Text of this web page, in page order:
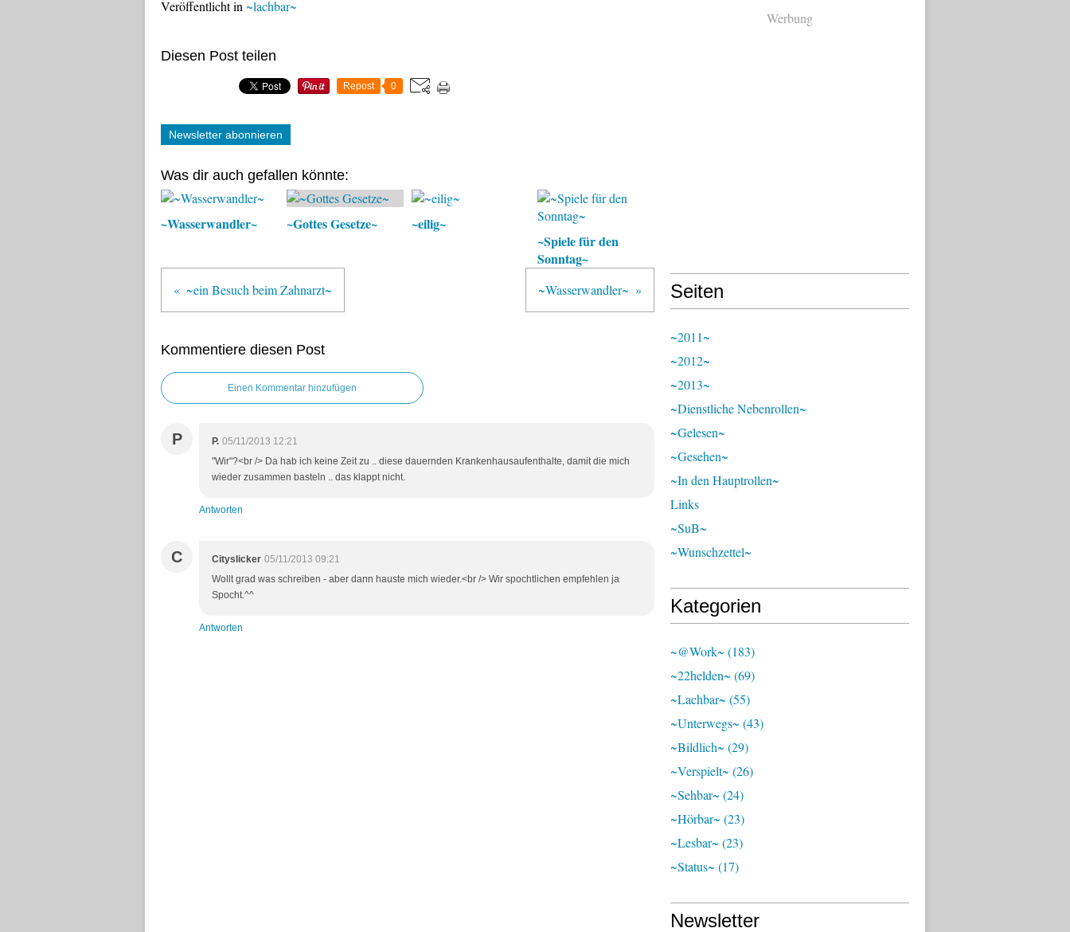
Veröffentlicht in ~lachbar~
Diesen Post teilen
Repost 0
Newsletter abonnieren
Was dir auch gefallen könnte:
~Wasserwandler~ ~Gottes Gesetze~
~eilig~
~Spiele für den
Sonntag~
~ein Besuch beim Zahnarzt~ ~Wasserwandler~
Kommentiere diesen Post
Einen Kommentar hinzufügen
P P. 05/11/2013 12:21
"Wir"?<br /> Da hab ich keine Zeit zu .. diese dauernden Krankenhausaufenthalte, damit die mich
wieder zusammen basteln .. das klappt nicht.
Antworten
C Cityslicker 05/11/2013 09:21
Wollt grad was schreiben - aber dann hauste mich wieder.<br /> Wir spochtlichen empfehlen ja
Spocht.^^
Antworten
Werbung
Seiten
~2011~
~2012~
~2013~
~Dienstliche Nebenrollen~
~Gelesen~
~Gesehen~
~In den Hauptrollen~
Links
~SuB~
~Wunschzettel~
Kategorien
~@work~ (183)
~22helden~ (69)
~lachbar~ (55)
~unterwegs~ (43)
~bildlich~ (29)
~verspielt~ (26)
~sehbar~ (24)
~hörbar~ (23)
~lesbar~ (23)
~status~ (17)
Newsletter